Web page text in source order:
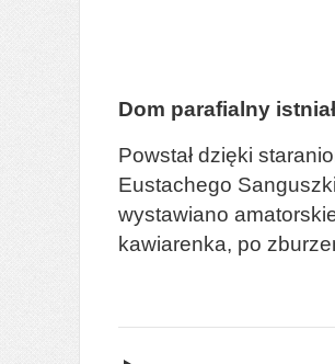
Dom parafialny
Powstał dzięki
Eustachego
wystawiano
kawiarenka, po